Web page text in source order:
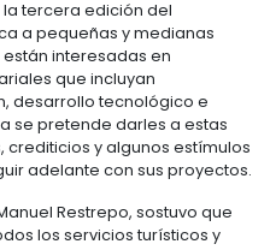
créditos hipotecarios o de
durante estos meses,
los plazos para
afecte su operación.
una línea de garantías
medianas y
de sus nóminas
económica.